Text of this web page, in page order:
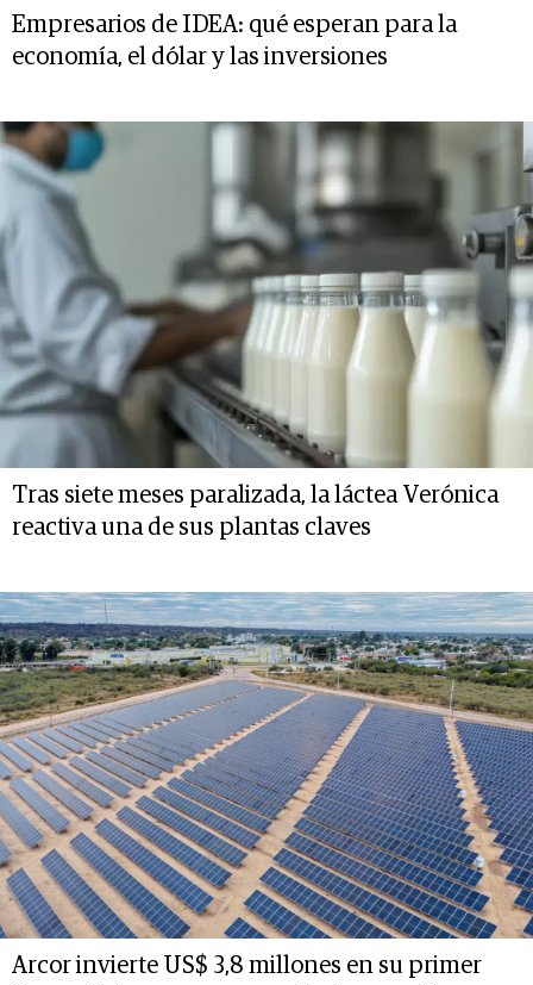
Empresarios de IDEA: qué esperan para la
economía, el dólar y las inversiones
Tras siete meses paralizada, la láctea Verónica
reactiva una de sus plantas claves
Arcor invierte US$ 3,8 millones en su primer